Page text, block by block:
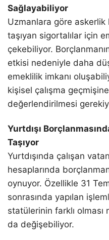
Sağlayabiliyor
Uzmanlara göre askerlik
taşıyan sigortalılar için
çekebiliyor.
etkisi nedeniyle daha
emeklilik imkanı
kişisel çalışma
değerlendirilmesi
Yurtdışı
Taşıyor
Yurtdışında çalışan
hesaplarında
oynuyor. Özellikle 31
sonrasında yapılan
statülerinin farklı
da değişebiliyor.